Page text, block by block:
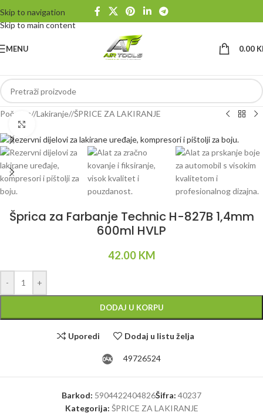
Skip to navigation
Skip to main content
MENU 0.00
Početna/ Lakiranje/ ŠPRICE ZA LAKIRANJE
Šprica za Farbanje Technic H-827B 1,4mm
600ml HVLP
42.00 KM
- +
DODAJ U KORPU
Uporedi Dodaj u listu želja
49726524
Barkod: 5904422404826Šifra: 40237
Kategorija: ŠPRICE ZA LAKIRANJE